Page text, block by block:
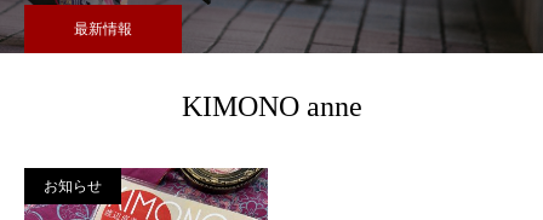
最新情報
KIMONO anne
お知らせ